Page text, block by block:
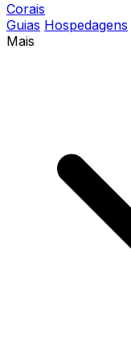
Corais
Guias Hospedagens
Mais